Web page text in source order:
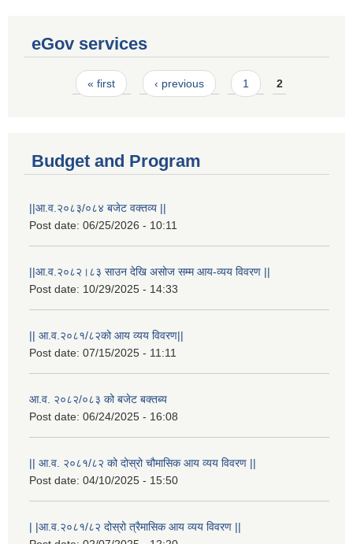
eGov services
Pages« first ‹ previous 1 2
Budget and Program
||आ.व.२०८३/०८४ बजेट वक्तव्य ||
Post date: 06/25/2026 - 10:11
||आ.व.२०८२।८३ साउन देखि असोज सम्म आय-व्यय विवरण ||
Post date: 10/29/2025 - 14:33
|| आ.व.२०८१/८२को आय व्यय विवरण||
Post date: 07/15/2025 - 11:11
आ.व. २०८२/०८३ को बजेट बक्तब्य
Post date: 06/24/2025 - 16:08
|| आ.व. २०८१/८२ को दोस्रो चौमासिक आय व्यय विवरण ||
Post date: 04/10/2025 - 15:50
| |आ.व.२०८१/८२ दोस्रो त्रैमासिक आय व्यय विवरण ||